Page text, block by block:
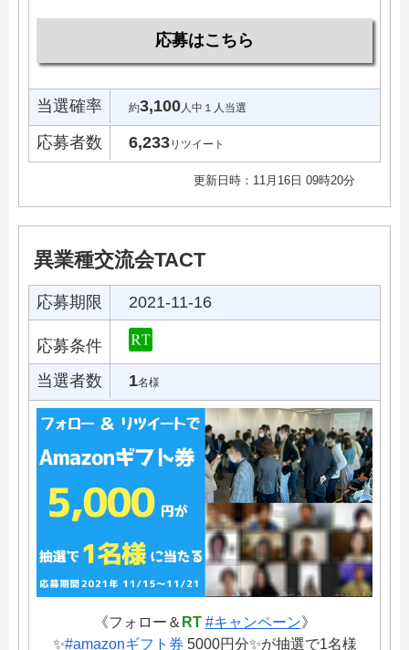
応募はこちら
当選確率 約3,100人中１人当選
応募者数 6,233リツイート
更新日時：11月16日 09時20分
異業種交流会TACT
応募期限 2021-11-16
応募条件
当選者数
1名様
《フォロー＆ RT #キャンペーン》
✨#amazonギフト券 5000円分✨が抽選で1名様